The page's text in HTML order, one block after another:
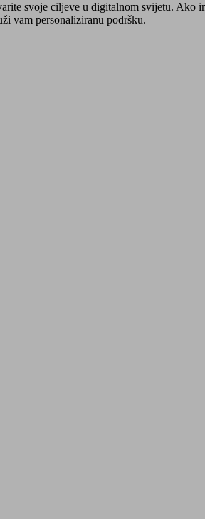
svoje ciljeve u digitalnom svijetu. Ako
vam personaliziranu podršku.